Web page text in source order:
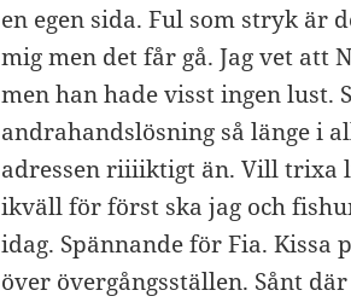
en egen sida. Ful som stryk är
mig men det får gå. Jag vet att
men han hade visst ingen lust.
andrahandslösning så länge i
adressen riiiiktigt än. Vill trixa
ikväll för först ska jag och
idag. Spännande för Fia.
över övergångsställen. Sånt